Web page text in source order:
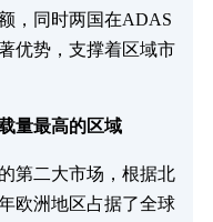
，同时两国在ADAS
优势，支撑着区域市
量最高的区域​
第二大市场，根据北
欧洲地区占据了全球